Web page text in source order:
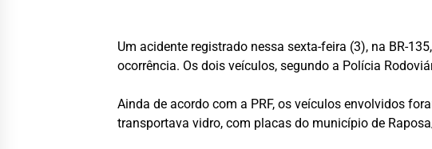
Um acidente registrado nessa sexta-feira (3), na BR-
ocorrência. Os dois veículos, segundo a Polícia
Ainda de acordo com a PRF, os veículos envolvidos
transportava vidro, com placas do município de